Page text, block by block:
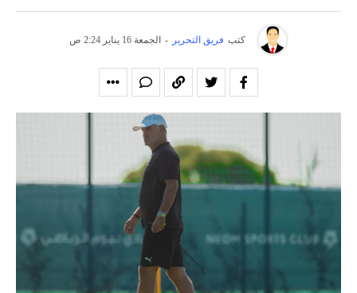
كتب فريق التحرير - الجمعة 16 يناير 2:24 ص